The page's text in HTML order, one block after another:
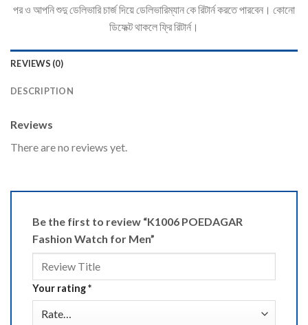
পর ও আপনি শুদু ডেলিভারি চার্জ দিয়ে ডেলিভারিম্যান কে রিটার্ন করতে পারবেন। কোনো
ডিফেক্ট থাকলে ফ্রি রিটার্ন।
REVIEWS (0)
DESCRIPTION
Reviews
There are no reviews yet.
Be the first to review “K1006 POEDAGAR
Fashion Watch for Men”
Your rating*